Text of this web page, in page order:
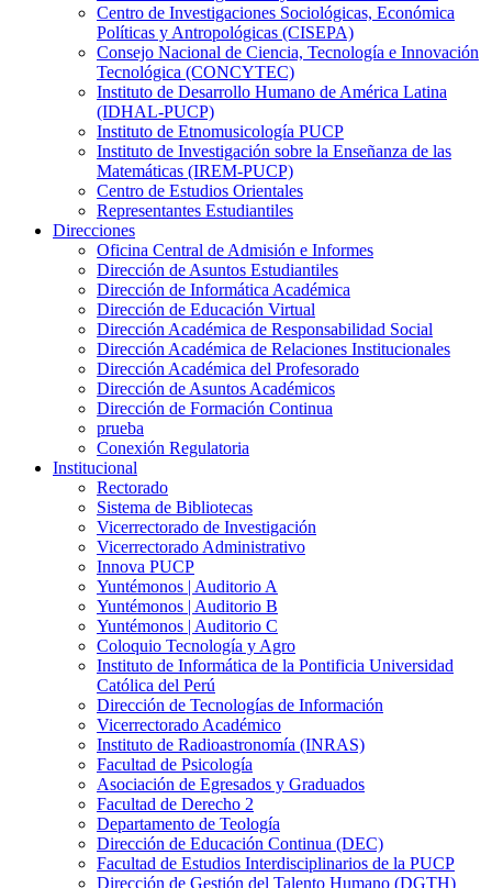
Centro de Investigaciones Sociológicas, Económica
Políticas y Antropológicas (CISEPA)
Consejo Nacional de Ciencia, Tecnología e Innovación
Tecnológica (CONCYTEC)
Instituto de Desarrollo Humano de América Latina
(IDHAL-PUCP)
Instituto de Etnomusicología PUCP
Instituto de Investigación sobre la Enseñanza de las
Matemáticas (IREM-PUCP)
Centro de Estudios Orientales
Representantes Estudiantiles
Direcciones
Oficina Central de Admisión e Informes
Dirección de Asuntos Estudiantiles
Dirección de Informática Académica
Dirección de Educación Virtual
Dirección Académica de Responsabilidad Social
Dirección Académica de Relaciones Institucionales
Dirección Académica del Profesorado
Dirección de Asuntos Académicos
Dirección de Formación Continua
prueba
Conexión Regulatoria
Institucional
Rectorado
Sistema de Bibliotecas
Vicerrectorado de Investigación
Vicerrectorado Administrativo
Innova PUCP
Yuntémonos | Auditorio A
Yuntémonos | Auditorio B
Yuntémonos | Auditorio C
Coloquio Tecnología y Agro
Instituto de Informática de la Pontificia Universidad
Católica del Perú
Dirección de Tecnologías de Información
Vicerrectorado Académico
Instituto de Radioastronomía (INRAS)
Facultad de Psicología
Asociación de Egresados y Graduados
Facultad de Derecho 2
Departamento de Teología
Dirección de Educación Continua (DEC)
Facultad de Estudios Interdisciplinarios de la PUCP
Dirección de Gestión del Talento Humano (DGTH)